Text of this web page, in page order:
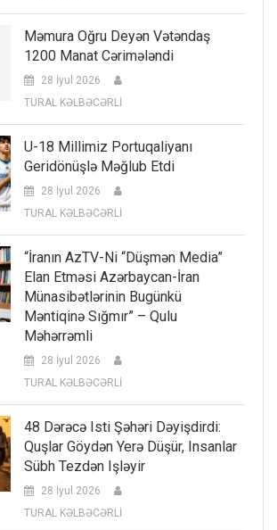
Məmura Oğru Deyən Vətəndaş
1200 Manat Cərimələndi
28 İyul 2026
TURAL KƏLBƏCƏRLİ
U-18 Millimiz Portuqaliyanı
Geridönüşlə Məğlub Etdi
28 İyul 2026
TURAL KƏLBƏCƏRLİ
“İranın AzTV-Ni “düşmən Media”
Elan Etməsi Azərbaycan-İran
Münasibətlərinin Bugünkü
Məntiqinə Sığmır” – Qulu
Məhərrəmli
28 İyul 2026
TURAL KƏLBƏCƏRLİ
48 Dərəcə Isti Şəhəri Dəyişdirdi:
Quşlar Göydən Yerə Düşür, Insanlar
Sübh Tezdən Işləyir
28 İyul 2026
TURAL KƏLBƏCƏRLİ